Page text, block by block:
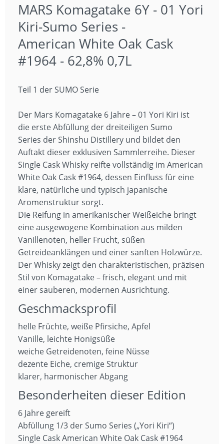
MARS Komagatake 6Y - 01 Yori
Kiri-Sumo Series -
American White Oak Cask
#1964 - 62,8% 0,7L
Teil 1 der SUMO Serie
Der Mars Komagatake 6 Jahre – 01 Yori Kiri ist
die erste Abfüllung der dreiteiligen Sumo
Series der Shinshu Distillery und bildet den
Auftakt dieser exklusiven Sammlerreihe. Dieser
Single Cask Whisky reifte vollständig im American
White Oak Cask #1964, dessen Einfluss für eine
klare, natürliche und typisch japanische
Aromenstruktur sorgt.
Die Reifung in amerikanischer Weißeiche bringt
eine ausgewogene Kombination aus milden
Vanillenoten, heller Frucht, süßen
Getreideanklängen und einer sanften Holzwürze.
Der Whisky zeigt den charakteristischen, präzisen
Stil von Komagatake – frisch, elegant und mit
einer sauberen, modernen Ausrichtung.
Geschmacksprofil
helle Früchte, weiße Pfirsiche, Apfel
Vanille, leichte Honigsüße
weiche Getreidenoten, feine Nüsse
dezente Eiche, cremige Struktur
klarer, harmonischer Abgang
Besonderheiten dieser Edition
6 Jahre gereift
Abfüllung 1/3 der Sumo Series („Yori Kiri“)
Single Cask American White Oak Cask #1964